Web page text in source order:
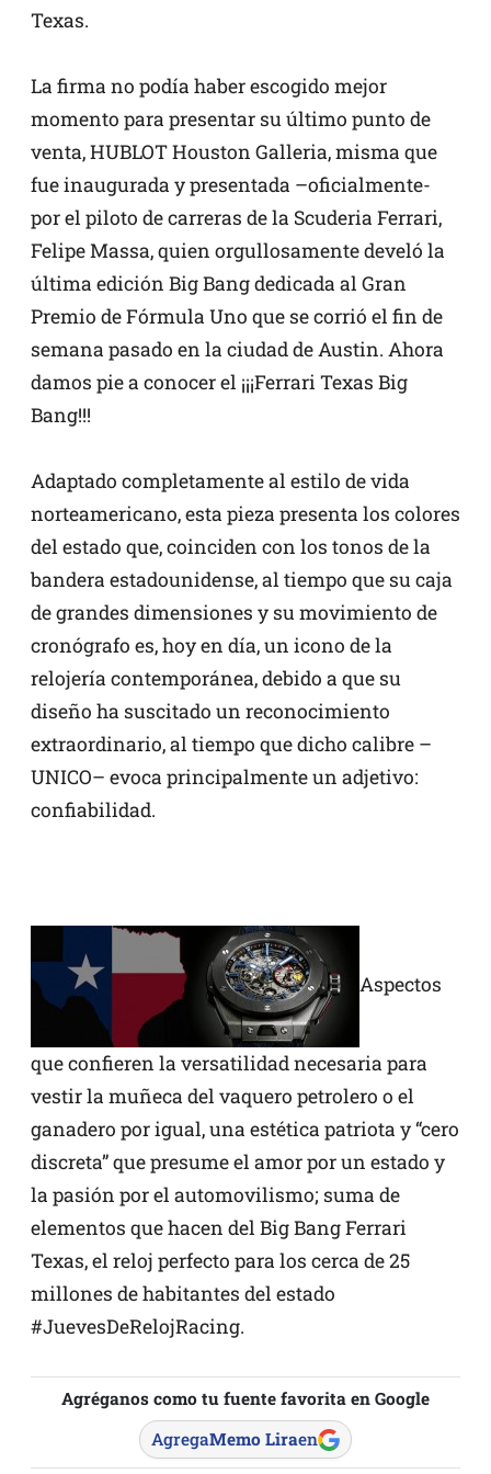
Texas.
La firma no podía haber escogido mejor
momento para presentar su último punto de
venta, HUBLOT Houston Galleria, misma que
fue inaugurada y presentada –oficialmente-
por el piloto de carreras de la Scuderia Ferrari,
Felipe Massa, quien orgullosamente develó la
última edición Big Bang dedicada al Gran
Premio de Fórmula Uno que se corrió el fin de
semana pasado en la ciudad de Austin. Ahora
damos pie a conocer el ¡¡¡Ferrari Texas Big
Bang!!!
Adaptado completamente al estilo de vida
norteamericano, esta pieza presenta los colores
del estado que, coinciden con los tonos de la
bandera estadounidense, al tiempo que su caja
de grandes dimensiones y su movimiento de
cronógrafo es, hoy en día, un icono de la
relojería contemporánea, debido a que su
diseño ha suscitado un reconocimiento
extraordinario, al tiempo que dicho calibre –
UNICO– evoca principalmente un adjetivo:
confiabilidad.
Aspectos
que confieren la versatilidad necesaria para
vestir la muñeca del vaquero petrolero o el
ganadero por igual, una estética patriota y “cero
discreta” que presume el amor por un estado y
la pasión por el automovilismo; suma de
elementos que hacen del Big Bang Ferrari
Texas, el reloj perfecto para los cerca de 25
millones de habitantes del estado
#JuevesDeRelojRacing.
Agréganos como tu fuente favorita en Google
AgregaMemo Liraen